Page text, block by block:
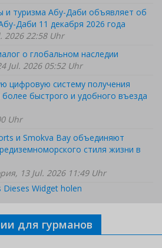
и туризма Абу-Даби объявляет об
Даби 11 декабря 2026 года
22:58 Uhr
о глобальном наследии
2026 05:52 Uhr
цифровую систему получения
быстрого и удобного въезда
Uhr
и Smokva Bay объединяют
стиля жизни в
13 Jul. 2026 11:49 Uhr
Dieses Widget holen
для гурманов